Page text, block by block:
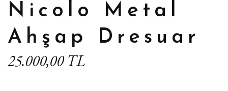
Nicolo Metal
Ahşap Dresuar
25.000,00 TL